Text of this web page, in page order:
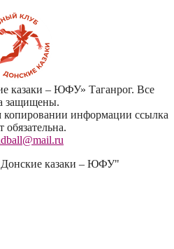
казаки – ЮФУ» Таганрог. Все
защищены.
информации ссылка
обязательна.
казаки – ЮФУ"